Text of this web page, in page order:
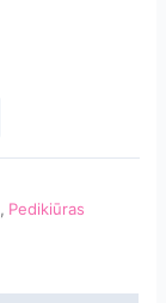
, Pedikiūras